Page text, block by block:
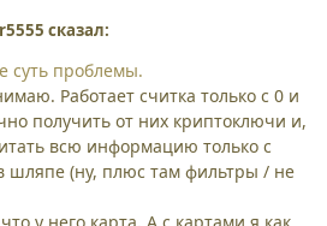
сказал:
суть проблемы.
Работает считка только с 0 и
получить от них криптоключи и,
всю информацию только с
шляпе (ну, плюс там фильтры / не